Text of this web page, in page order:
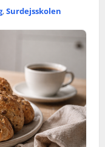
,Surdejsskolen